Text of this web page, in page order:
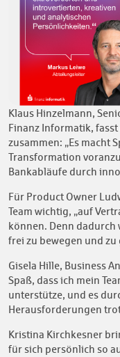
Klaus Hinzelmann,
Finanz Informatik,
zusammen: „Es macht
Transformation
Bankabläufe durch
Für Product Owner
Team wichtig, „auf
können. Denn dadurch
frei zu bewegen und zu
Gisela Hille, Business
Spaß, dass ich mein
unterstütze, und es
Herausforderungen
Kristina Kirchkesner
für sich persönlich so